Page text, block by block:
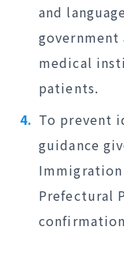
and
medical
patients.
To prevent
guidance
Immigration
Prefectural